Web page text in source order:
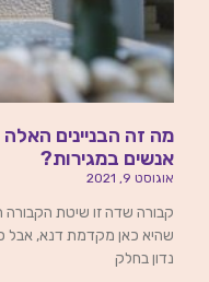
מה זה הבניינים
אנשים במגירות?
אוגוסט 9, 2021
קבורה שדה זו שיטת הקבורה
שהיא כאן מקדמת דנא, אבל
נדון בחלק